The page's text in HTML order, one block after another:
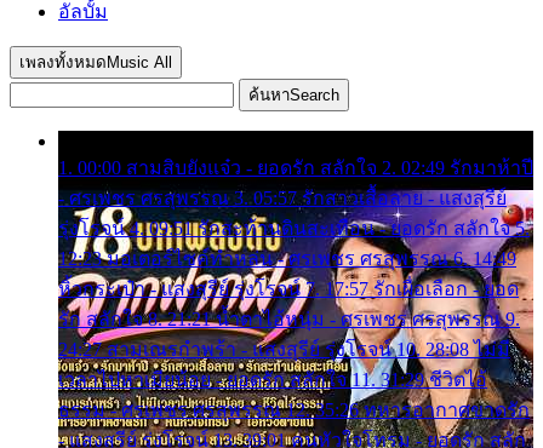
อัลบั้ม
เพลงทั้งหมด Music All
ค้นหาSearch
1. 00:00 สามสิบยังแจ๋ว - ยอดรัก สลักใจ 2. 02:49 รักมาห้าปี
- ศรเพชร ศรสุพรรณ 3. 05:57 รักสาวเสื้อลาย - แสงสุรีย์
รุ่งโรจน์ 4. 09:51 รักสะท้านดินสะเทือน - ยอดรัก สลักใจ 5.
12:23 มอเตอร์ไซค์ทำหล่น - ศรเพชร ศรสุพรรณ 6. 14:49
หิ้วกระเป๋า - แสงสุรีย์ รุ่งโรจน์ 7. 17:57 รักเผื่อเลือก - ยอด
รัก สลักใจ 8. 21:21 น้ำตาไอ้หนุ่ม - ศรเพชร ศรสุพรรณ 9.
24:27 สามเณรกำพร้า - แสงสุรีย์ รุ่งโรจน์ 10. 28:08 ไม่มี
เวลาไปหาเมียน้อย - ยอดรัก สลักใจ 11. 31:29 ชีวิตไอ้
ธรรม - ศรเพชร ศรสุพรรณ 12. 35:26 ทหารอากาศขาดรัก
- แสงสุรีย์ รุ่งโรจน์ 13. 39:01 คนหัวใจโทรม - ยอดรัก สลัก